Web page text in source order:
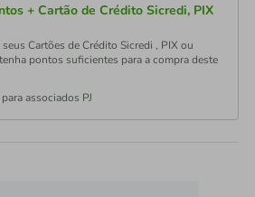
+ Cartão de Crédito Sicredi, PIX
Cartões de Crédito Sicredi , PIX ou
pontos suficientes para a compra deste
associados PJ